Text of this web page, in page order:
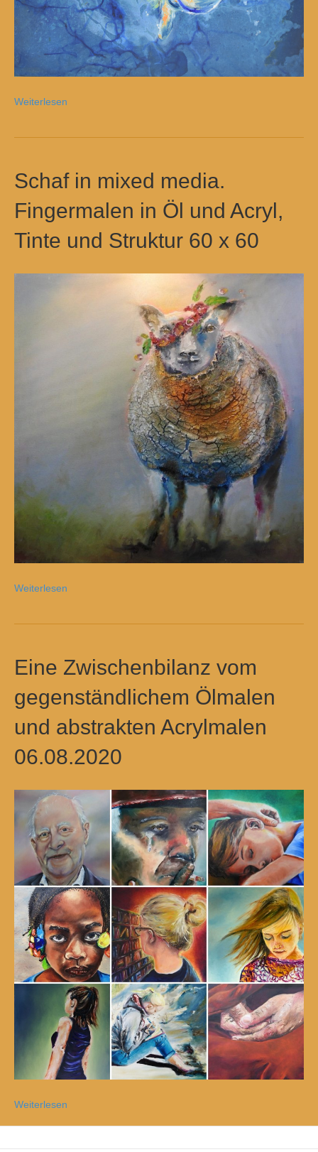
Weiterlesen
Schaf in mixed media.
Fingermalen in Öl und Acryl,
Tinte und Struktur 60 x 60
Weiterlesen
Eine Zwischenbilanz vom
gegenständlichem Ölmalen
und abstrakten Acrylmalen
06.08.2020
Weiterlesen